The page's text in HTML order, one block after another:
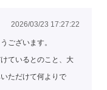
2026/03/23 17:27:22
ございます。
ているとのこと、大
ただけて何よりで